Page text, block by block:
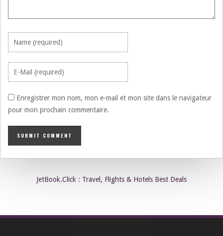
Enregistrer mon nom, mon e-mail et mon site dans le navigateur
pour mon prochain commentaire.
JetBook.Click : Travel, Flights & Hotels Best Deals